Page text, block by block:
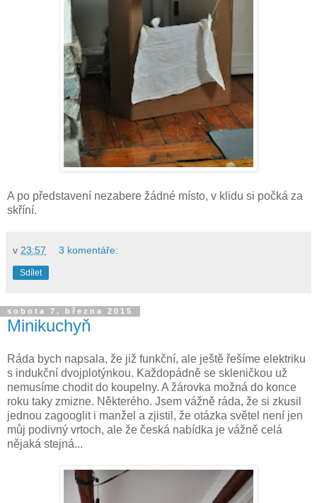
A po představení nezabere žádné místo, v klidu si počká za
skříní.
v 23:57 3 komentáře:
Sdílet
sobota 7. března 2015
Minikuchyň
Ráda bych napsala, že již funkční, ale ještě řešíme elektriku
s indukční dvojplotýnkou. Každopádně se skleničkou už
nemusíme chodit do koupelny. A žárovka možná do konce
roku taky zmizne. Některého. Jsem vážně ráda, že si zkusil
jednou zagooglit i manžel a zjistil, že otázka světel není jen
můj podivný vrtoch, ale že česká nabídka je vážně celá
nějaká stejná...